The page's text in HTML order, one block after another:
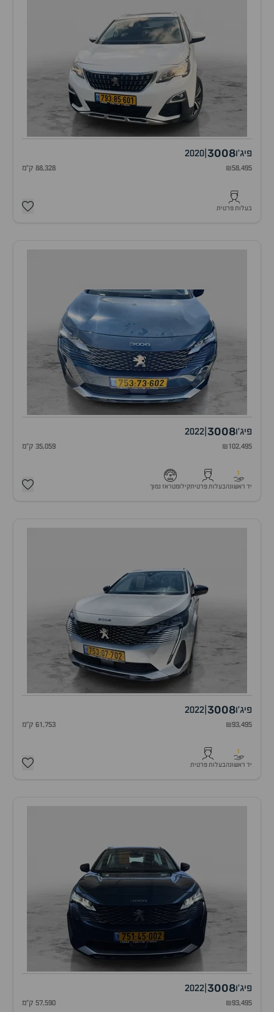
פיג'ו3008
2020
₪58,495 88,328 ק"מ
בעלות פרטית
פיג'ו3008
2022
₪102,495 35,059 ק"מ
1
יד ראשונהבעלות פרטיתקילומטראז נמוך
פיג'ו3008
2022
₪93,495 61,753 ק"מ
1
יד ראשונהבעלות פרטית
פיג'ו3008
2022
₪93,495 57,590 ק"מ